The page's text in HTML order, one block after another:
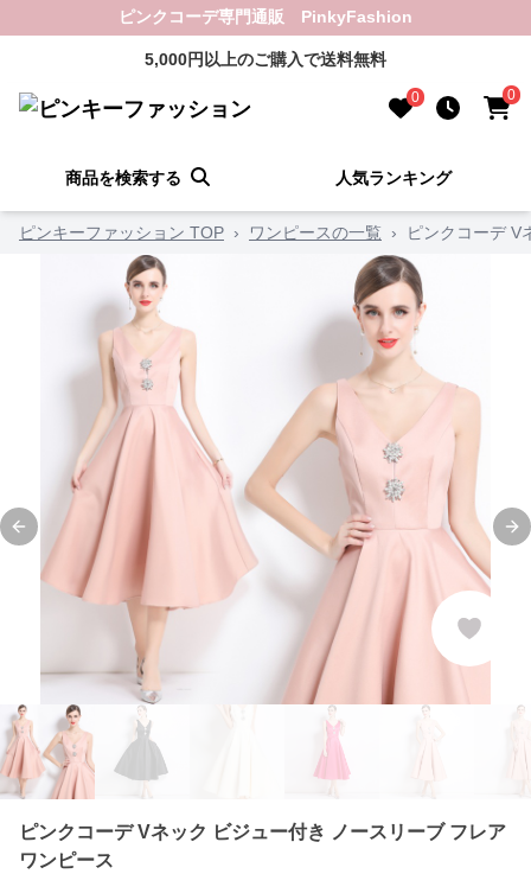
ピンクコーデ専門通販 PinkyFashion
5,000円以上のご購入で送料無料
0 0
商品を検索する 人気ランキング
ピンキーファッション TOP › ワンピースの一覧 › ピンクコーデ V
Previous slide
ピンクコーデ Vネック ビジュー付き ノースリーブ フレア
ワンピース